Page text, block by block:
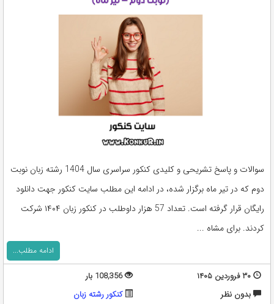
سوالات و پاسخ تشریحی و کلیدی کنکور سراسری سال 1404 رشته زبان نوبت
دوم که در تیر ماه برگزار شده، در ادامه این مطلب سایت کنکور جهت دانلود
رایگان قرار گرفته است. تعداد 57 هزار داوطلب در کنکور زبان ۱۴۰۴ شرکت
کردند. برای مشاه ...
ادامه مطلب...
۳۰ فروردین ۱۴۰۵
108,356 بار
بدون نظر
کنکور رشته زبان